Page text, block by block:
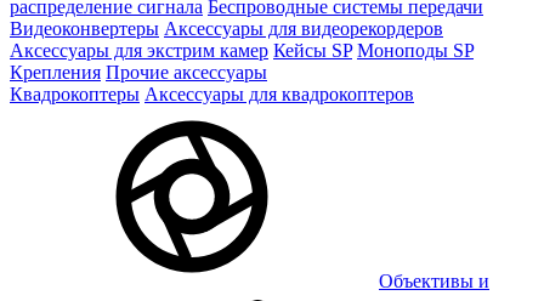
распределение сигнала Беспроводные системы передачи
Видеоконвертеры Аксессуары для видеорекордеров
Аксессуары для экстрим камер Кейсы SP Моноподы SP
Крепления Прочие аксессуары
Квадрокоптеры Аксессуары для квадрокоптеров
Объективы и